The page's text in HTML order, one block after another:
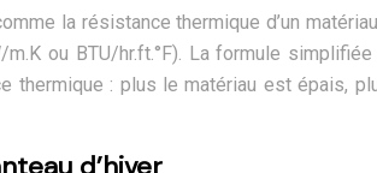
la résistance thermique d’un
ou BTU/hr.ft.°F). La formule
thermique : plus le matériau est épais,